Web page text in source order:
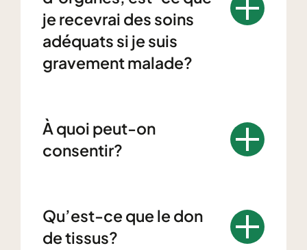
je recevrai des soins
adéquats si je suis
gravement malade?
À quoi peut-on
consentir?
Qu’est-ce que le don
de tissus?